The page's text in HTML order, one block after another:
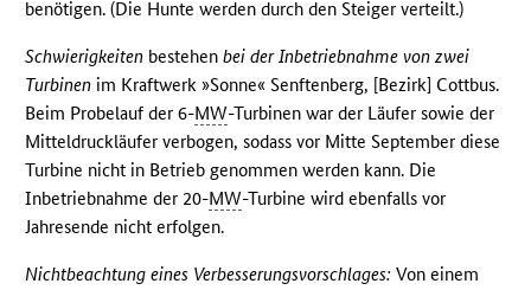
benötigen. (Die Hunte werden durch den Steiger verteilt.)
Schwierigkeiten bestehenbei der Inbetriebnahme von zwei
Turbinen im Kraftwerk »Sonne« Senftenberg, [Bezirk] Cottbus.
Beim Probelauf der 6-MW-Turbinen war der Läufer sowie der
Mitteldruckläufer verbogen, sodass vor Mitte September diese
Turbine nicht in Betrieb genommen werden kann. Die
Inbetriebnahme der 20-MW-Turbine wird ebenfalls vor
Jahresende nicht erfolgen.
Nichtbeachtung eines Verbesserungsvorschlages: Von einem